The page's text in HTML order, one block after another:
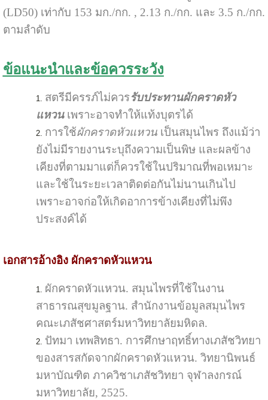
(LD50) เท่ากับ 153 มก./กก. , 2.13 ก./กก. และ 3.5 ก./กก.
ตามลำดับ
ข้อแนะนำและข้อควรระวัง
สตรีมีครรภ์ไม่ควรรับประทานผักคราดหัว
แหวน เพราะอาจทำให้แท้งบุตรได้
การใช้ผักคราดหัวแหวน เป็นสมุนไพร ถึงแม้ว่า
ยังไม่มีรายงานระบุถึงความเป็นพิษ และผลข้าง
เคียงที่ตามมาแต่ก็ควรใช้ในปริมาณที่พอเหมาะ
และใช้ในระยะเวลาติดต่อกันไม่นานเกินไป
เพราะอาจก่อให้เกิดอาการข้างเคียงที่ไม่พึง
ประสงค์ได้
เอกสารอ้างอิง ผักคราดหัวแหวน
ผักคราดหัวแหวน. สมุนไพรที่ใช้ในงาน
สาธารณสุขมูลฐาน. สำนักงานข้อมูลสมุนไพร
คณะเภสัชศาสตร์มหาวิทยาลัยมหิดล.
ปัทมา เทพสิทธา. การศึกษาฤทธิ์ทางเภสัชวิทยา
ของสารสกัดจากผักคราดหัวแหวน. วิทยานิพนธ์
มหาบัณฑิต ภาควิชาเภสัชวิทยา จุฬาลงกรณ์
มหาวิทยาลัย, 2525.